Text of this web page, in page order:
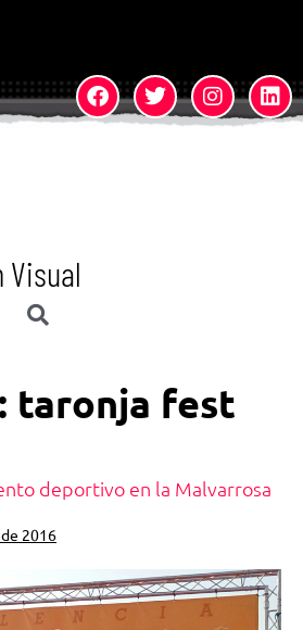
Visual
taronja fest
deportivo en la Malvarrosa
2016